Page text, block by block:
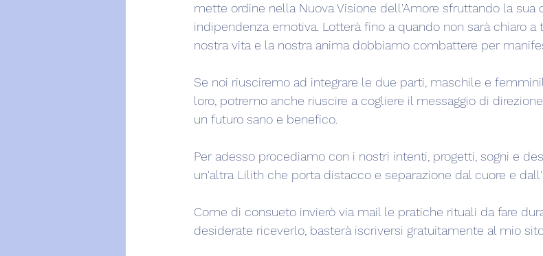
mette ordine nella Nuova Visione dell'Amore sfruttando la sua
indipendenza emotiva. Lotterà fino a quando non sarà chiaro
nostra vita e la nostra anima dobbiamo combattere per
Se noi riusciremo ad integrare le due parti, maschile e
loro, potremo anche riuscire a cogliere il messaggio di
un futuro sano e benefico.
Per adesso procediamo con i nostri intenti, progetti, sogni e
un'altra Lilith che porta distacco e separazione dal cuore e
Come di consueto invierò via mail le pratiche rituali da fare
desiderate riceverlo, basterà iscriversi gratuitamente al mio